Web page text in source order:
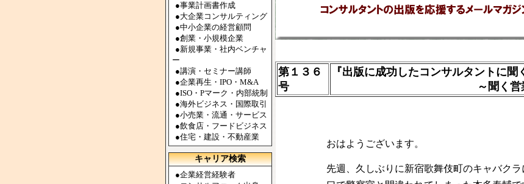
●事業計画書作成
●大企業コンサルティング
●中小企業の経営顧問
●創業・小規模企業
●新規事業・社内ベンチャ
ー
●講演・セミナー講師
●企業再生・IPO・M&A
●ISO・Pマーク・内部統制
●海外ビジネス・国際取引
●小売業・流通・サービス
●飲食店・フードビジネス
●住宅・建設・不動産業
キャリア検索
●企業経営経験者
第１３６
号
『出版に成功したコンサルタントに聞
～聞く営業でNo.1の
おはようございます。
先週、久しぶりに新宿歌舞伎町のキャバク